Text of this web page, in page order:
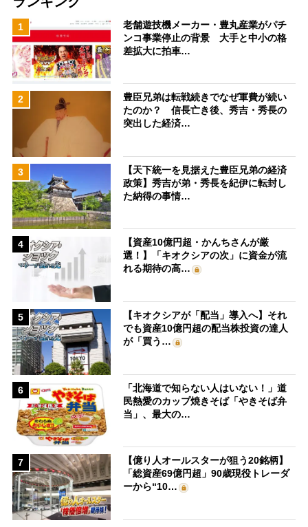
1
老舗遊技機メーカー・豊丸産業がパチ
ンコ事業停止の背景 大手と中小の格
差拡大に拍車…
2
豊臣兄弟は転戦続きでなぜ軍費が続い
たのか？ 信長亡き後、秀吉・秀長の
突出した経済…
3
【天下統一を見据えた豊臣兄弟の経済
政策】秀吉が弟・秀長を紀伊に転封し
た納得の事情…
4
【資産10億円超・かんちさんが厳
選！】「キオクシアの次」に資金が流
れる期待の高…
5
【キオクシアが「配当」導入へ】それ
でも資産10億円超の配当株投資の達人
が「買う…
6
「北海道で知らない人はいない！」道
民熱愛のカップ焼きそば「やきそば弁
当」、最大の…
7
【億り人オールスターが狙う20銘柄】
「総資産69億円超」90歳現役トレーダ
ーから“10…